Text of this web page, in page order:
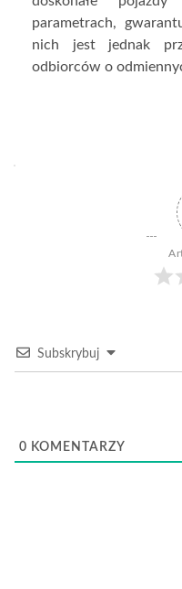
parametrach,
nich jest jednak
odbiorców o
Subskrybuj
0 KOMENTARZY